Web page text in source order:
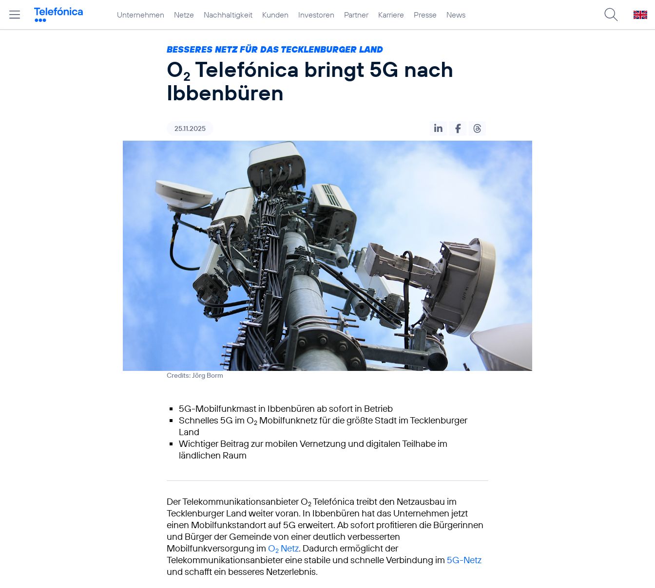
Unternehmen Netze Nachhaltigkeit Kunden Investoren Partner Karriere Presse News
BESSERES NETZ FÜR DAS TECKLENBURGER LAND
O2 Telefónica bringt 5G nach
Ibbenbüren
25.11.2025
Credits: Jörg Borm
5G-Mobilfunkmast in Ibbenbüren ab sofort in Betrieb
Schnelles 5G im O2 Mobilfunknetz für die größte Stadt im Tecklenburger
Land
Wichtiger Beitrag zur mobilen Vernetzung und digitalen Teilhabe im
ländlichen Raum
Der Telekommunikationsanbieter O2Telefónica treibt den Netzausbau im
Tecklenburger Land weiter voran. In Ibbenbüren hat das Unternehmen jetzt
einen Mobilfunkstandort auf 5G erweitert. Ab sofort profitieren die Bürgerinnen
und Bürger der Gemeinde von einer deutlich verbesserten
Mobilfunkversorgung im O2 Netz. Dadurch ermöglicht der
Telekommunikationsanbieter eine stabile und schnelle Verbindung im 5G-Netz
und schafft ein besseres Netzerlebnis.